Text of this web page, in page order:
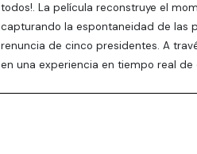
todos!. La película reconstruye el
capturando la espontaneidad de las
renuncia de cinco presidentes. A
en una experiencia en tiempo real